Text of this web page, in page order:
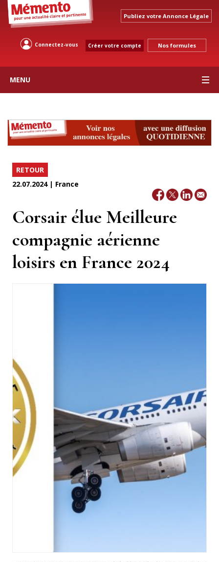
Publiez votre Annonce Légale
Connectez-vous Créer votre compte Nos formules
MENU
RETOUR
22.07.2024 | France
Corsair élue Meilleure
compagnie aérienne
loisirs en France 2024